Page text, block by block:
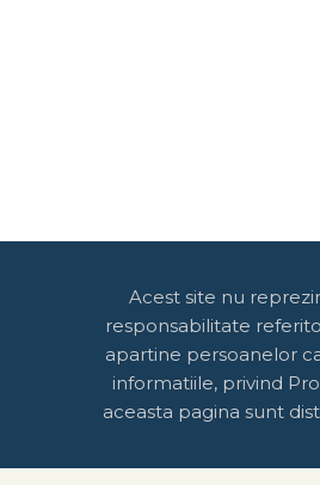
Acest site nu
responsabilitate
apartine persoanelor
informatiile, privind
aceasta pagina sunt